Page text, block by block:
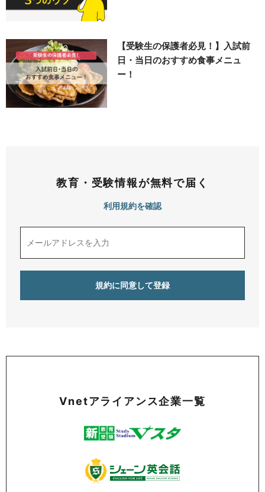
【受験生の保護者必見！】入試前
日・当日のおすすめ食事メニュ
ー！
教育・受験情報が無料で届く
利用規約を確認
Vnetアライアンス企業一覧